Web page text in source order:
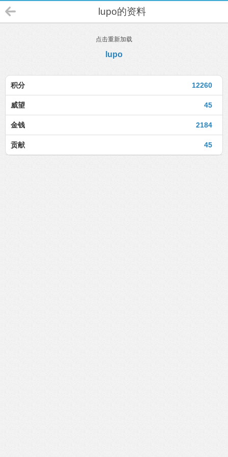
lupo的资料
点击重新加载
lupo
12260
积分
45
威望
2184
金钱
45
贡献